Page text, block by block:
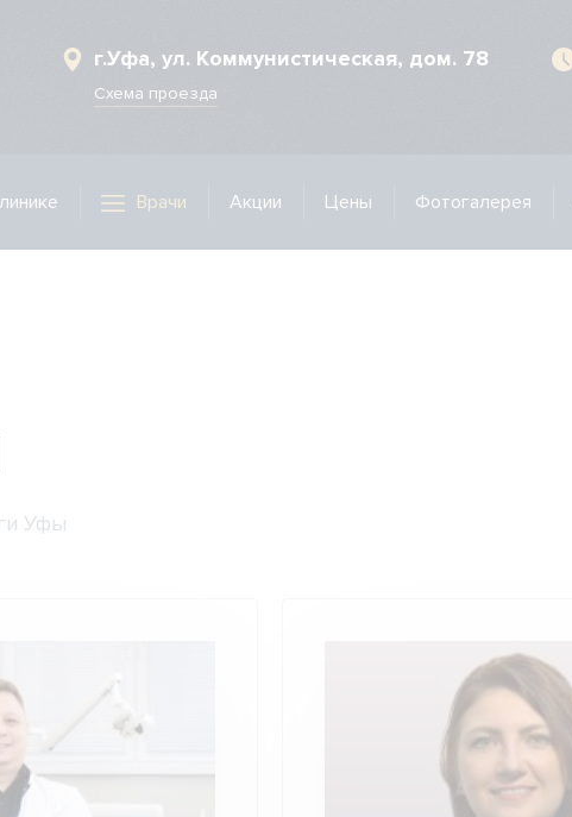
г.Уфа, ул. Коммунистическая, дом. 78
Схема проезда
Врачи Акции Цены Фотогалерея
Уфы